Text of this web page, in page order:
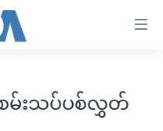
မ်းသပ်ပစ်လွှတ်